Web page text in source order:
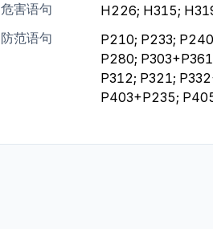
危害语句
H226; H315;
防范语句
P210; P233;
P280;
P312; P321;
P403+P235;